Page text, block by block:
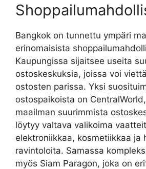
Bangkok on tunnettu ympäri
erinomaisista
Kaupungissa sijaitsee useita
ostoskeskuksia, joissa voi
ostosten parissa. Yksi
ostospaikoista on
maailman suurimmista
löytyy valtava valikoima
elektroniikkaa, kosmetiikkaa ja
ravintoloita. Samassa
myös Siam Paragon, joka on